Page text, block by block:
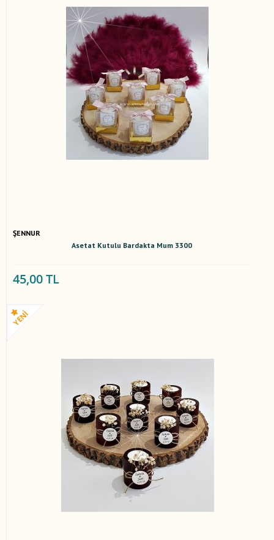
ŞENNUR
Asetat Kutulu Bardakta Mum 3300
45,00 TL